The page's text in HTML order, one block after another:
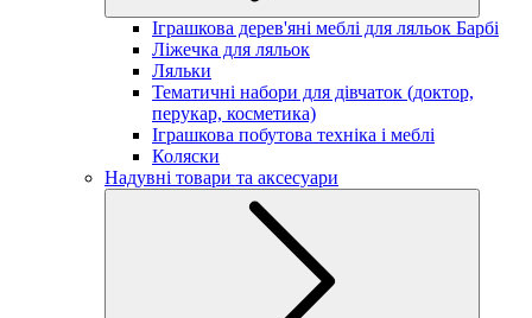
Іграшкова дерев'яні меблі для ляльок Барбі
Ліжечка для ляльок
Ляльки
Тематичні набори для дівчаток (доктор,
перукар, косметика)
Іграшкова побутова техніка і меблі
Коляски
Надувні товари та аксесуари